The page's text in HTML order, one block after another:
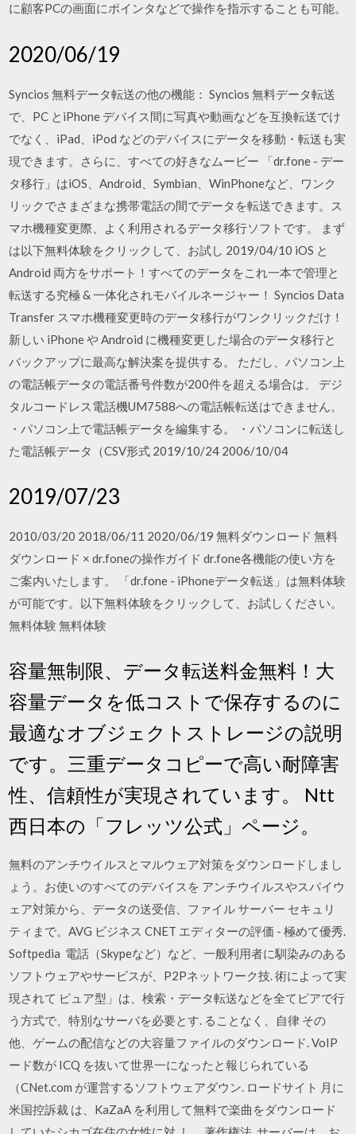
に顧客PCの画面にポインタなどで操作を指示することも可能。
2020/06/19
Syncios 無料データ転送の他の機能： Syncios 無料データ転送
で、PC とiPhone デバイス間に写真や動画などを互換転送でけ
でなく、iPad、iPod などのデバイスにデータを移動・転送も実
現できます。さらに、すべての好きなムービー 「dr.fone - デー
タ移行」はiOS、Android、Symbian、WinPhoneなど、ワンク
リックでさまざまな携帯電話の間でデータを転送できます。ス
マホ機種変更際、よく利用されるデータ移行ソフトです。 まず
は以下無料体験をクリックして、お試し 2019/04/10 iOS と
Android 両方をサポート！すべてのデータをこれ一本で管理と
転送する究極 & 一体化されモバイルネージャー！ Syncios Data
Transfer スマホ機種変更時のデータ移行がワンクリックだけ！
新しい iPhone や Android に機種変更した場合のデータ移行と
バックアップに最高な解決案を提供する。 ただし、パソコン上
の電話帳データの電話番号件数が200件を超える場合は、 デジ
タルコードレス電話機UM7588への電話帳転送はできません。
・パソコン上で電話帳データを編集する。 ・パソコンに転送し
た電話帳データ（CSV形式 2019/10/24 2006/10/04
2019/07/23
2010/03/20 2018/06/11 2020/06/19 無料ダウンロード 無料
ダウンロード × dr.foneの操作ガイド dr.fone各機能の使い方を
ご案内いたします。 「dr.fone - iPhoneデータ転送」は無料体験
が可能です。以下無料体験をクリックして、お試しください。
無料体験 無料体験
容量無制限、データ転送料金無料！大
容量データを低コストで保存するのに
最適なオブジェクトストレージの説明
です。三重データコピーで高い耐障害
性、信頼性が実現されています。 Ntt
西日本の「フレッツ公式」ページ。
無料のアンチウイルスとマルウェア対策をダウンロードしまし
ょう。お使いのすべてのデバイスを アンチウイルスやスパイウ
ェア対策から、データの送受信、ファイル サーバー セキュリ
ティまで。AVG ビジネス CNET エディターの評価 - 極めて優秀.
Softpedia 電話（Skypeなど）など、一般利用者に馴染みのある
ソフトウェアやサービスが、P2Pネットワーク技. 術によって実
現されて ピュア型」は、検索・データ転送などを全てピアで行
う方式で、特別なサーバを必要とす. ることなく、自律 その
他、ゲームの配信などの大容量ファイルのダウンロード. VoIP
ード数が ICQ を抜いて世界一になったと報じられている
（CNet.com が運営するソフトウェアダウン. ロードサイト 月に
米国控訴裁 は、KaZaA を利用して無料で楽曲をダウンロード